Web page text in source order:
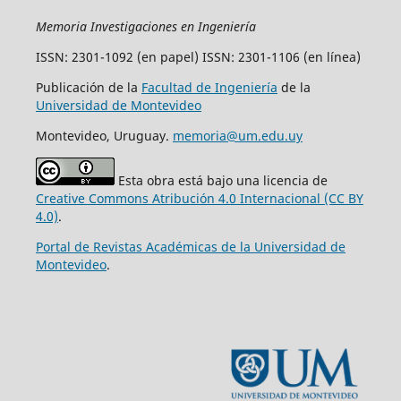
Memoria Investigaciones en Ingeniería
ISSN: 2301-1092 (en papel) ISSN: 2301-1106 (en línea)
Publicación de la Facultad de Ingeniería de la
Universidad de Montevideo
Montevideo, Uruguay. memoria@um.edu.uy
Esta obra está bajo una licencia de
Creative Commons Atribución 4.0 Internacional (CC BY
4.0).
Portal de Revistas Académicas de la Universidad de
Montevideo.